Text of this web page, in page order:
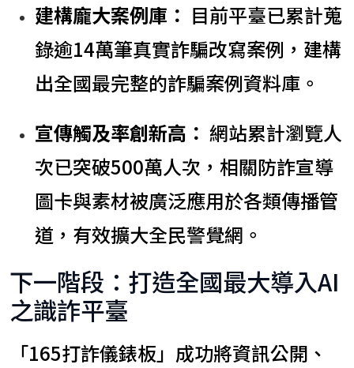
建構龐大案例庫： 目前平臺已累計蒐
錄逾14萬筆真實詐騙改寫案例，建構
出全國最完整的詐騙案例資料庫。
宣傳觸及率創新高： 網站累計瀏覽人
次已突破500萬人次，相關防詐宣導
圖卡與素材被廣泛應用於各類傳播管
道，有效擴大全民警覺網。
下一階段：打造全國最大導入AI
之識詐平臺
「165打詐儀錶板」成功將資訊公開、